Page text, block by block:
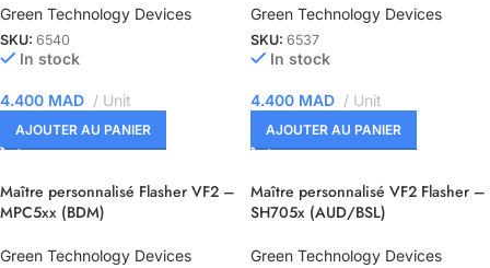
Green Technology Devices
SKU: 6540
In stock
4.400 MAD Unit
AJOUTER AU PANIER
Green Technology Devices
SKU: 6537
In stock
4.400 MAD Unit
AJOUTER AU PANIER
Maître personnalisé Flasher VF2 –
MPC5xx (BDM)
Green Technology Devices
Maître personnalisé VF2 Flasher –
SH705x (AUD/BSL)
Green Technology Devices